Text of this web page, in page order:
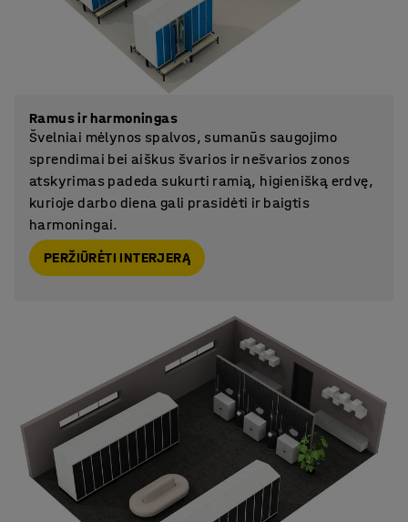
Ramus ir harmoningas
Švelniai mėlynos spalvos, sumanūs saugojimo
sprendimai bei aiškus švarios ir nešvarios zonos
atskyrimas padeda sukurti ramią, higienišką erdvę,
kurioje darbo diena gali prasidėti ir baigtis
harmoningai.
PERŽIŪRĖTI INTERJERĄ